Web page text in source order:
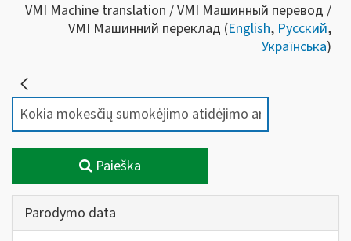
VMI Machine translation / VMI Машинный перевод /
VMI Машинний переклад (English, Русский,
Українська)
Paieška
Parodymo data